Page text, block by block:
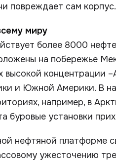
повреждает сам корпус.
миру
более 8000
на побережье
высокой концентрации
и Южной Америки. В
например, в
буровые установки
нефтяной платформе
ужесточению